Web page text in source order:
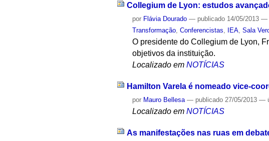
Collegium de Lyon: estudos
por Flávia Dourado — publicado 14/05/2013—
Transformação,Conferencistas, IEA,Sala
O presidente do Collegium de Lyon,
objetivos da instituição.
Localizado em NOTÍCIAS
Hamilton Varela é nomeado vice-
por Mauro Bellesa — publicado 27/05/2013—
Localizado em NOTÍCIAS
As manifestações nas ruas em